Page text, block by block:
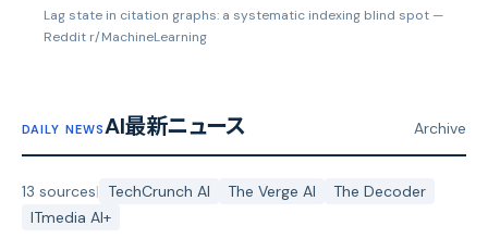
Lag state in citation graphs: a systematic indexing blind spot —
Reddit r/MachineLearning
DAILY NEWSAI最新ニュース Archive
13 sources| TechCrunch AI The Verge AI
The Decoder
ITmedia AI+